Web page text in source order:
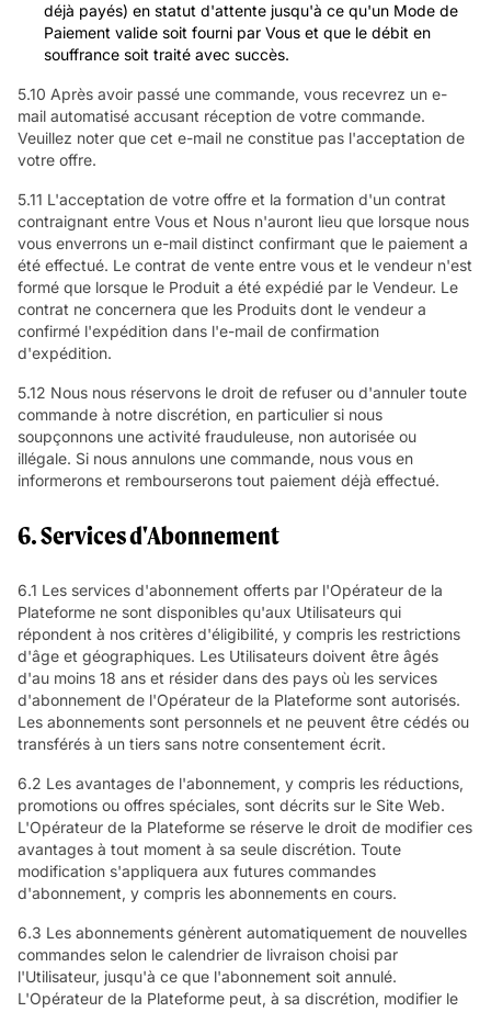
déjà payés) en statut d'attente jusqu'à ce qu'un Mode de
Paiement valide soit fourni par Vous et que le débit en
souffrance soit traité avec succès.
5.10 Après avoir passé une commande, vous recevrez un e-
mail automatisé accusant réception de votre commande.
Veuillez noter que cet e-mail ne constitue pas l'acceptation de
votre offre.
5.11 L'acceptation de votre offre et la formation d'un contrat
contraignant entre Vous et Nous n'auront lieu que lorsque nous
vous enverrons un e-mail distinct confirmant que le paiement a
été effectué. Le contrat de vente entre vous et le vendeur n'est
formé que lorsque le Produit a été expédié par le Vendeur. Le
contrat ne concernera que les Produits dont le vendeur a
confirmé l'expédition dans l'e-mail de confirmation
d'expédition.
5.12 Nous nous réservons le droit de refuser ou d'annuler toute
commande à notre discrétion, en particulier si nous
soupçonnons une activité frauduleuse, non autorisée ou
illégale. Si nous annulons une commande, nous vous en
informerons et rembourserons tout paiement déjà effectué.
6. Services d'Abonnement
6.1 Les services d'abonnement offerts par l'Opérateur de la
Plateforme ne sont disponibles qu'aux Utilisateurs qui
répondent à nos critères d'éligibilité, y compris les restrictions
d'âge et géographiques. Les Utilisateurs doivent être âgés
d'au moins 18 ans et résider dans des pays où les services
d'abonnement de l'Opérateur de la Plateforme sont autorisés.
Les abonnements sont personnels et ne peuvent être cédés ou
transférés à un tiers sans notre consentement écrit.
6.2 Les avantages de l'abonnement, y compris les réductions,
promotions ou offres spéciales, sont décrits sur le Site Web.
L'Opérateur de la Plateforme se réserve le droit de modifier ces
avantages à tout moment à sa seule discrétion. Toute
modification s'appliquera aux futures commandes
d'abonnement, y compris les abonnements en cours.
6.3 Les abonnements génèrent automatiquement de nouvelles
commandes selon le calendrier de livraison choisi par
l'Utilisateur, jusqu'à ce que l'abonnement soit annulé.
L'Opérateur de la Plateforme peut, à sa discrétion, modifier le